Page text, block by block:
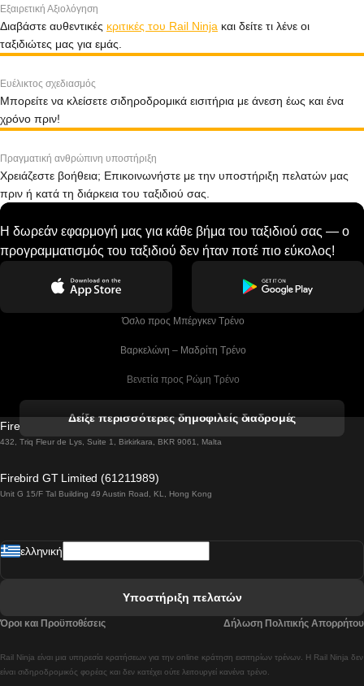
Εξαιρετική Αξιολόγηση
Διαβάστε αυθεντικές κριτικές του Rail Ninja και δείτε τι λένε οι
ταξιδιώτες μας για εμάς.
Ευέλικτος σχεδιασμός
Μπορείτε να κλείσετε σιδηροδρομικά εισιτήρια με άνεση έως και ένα
χρόνο πριν!
Πραγματική ανθρώπινη υποστήριξη
Χρειάζεστε βοήθεια; Επικοινωνήστε με την υποστήριξη πελατών μας
πριν ή κατά τη διάρκεια του ταξιδιού σας.
Η δωρεάν εφαρμογή μας για κάθε βήμα του ταξιδιού σας — ο
προγραμματισμός του ταξιδιού δεν ήταν ποτέ πιο εύκολος!
Όσλο προς Μπέργκεν Tρένο
Βαρκελώνη – Μαδρίτη Tρένο
Βενετία προς Ρώμη Τρένο
Βιέννη προς Σάλτσμπουργκ Τρένα
Βουδαπέστη προς Πράγα Tρένο
Λισαβόνα προς Λάγος Tρένο
Δείξε περισσότερες δημοφιλείς διαδρομές
Firebird GT Limited (OC 1451)
432, Triq Fleur de Lys, Suite 1, Birkirkara, BKR 9061, Malta
Firebird GT Limited (61211989)
Unit G 15/F Tal Building 49 Austin Road, KL, Hong Kong
Rail Ninja είναι μια υπηρεσία κρατήσεων για την online κράτηση εισιτηρίων τρένων. Η Rail Ninja δεν
είναι σιδηροδρομικός φορέας και δεν κατέχει ούτε λειτουργεί κανένα τρένο.
ελληνική
Υποστήριξη πελατών
Όροι και Προϋποθέσεις Δήλωση Πολιτικής Απορρήτου